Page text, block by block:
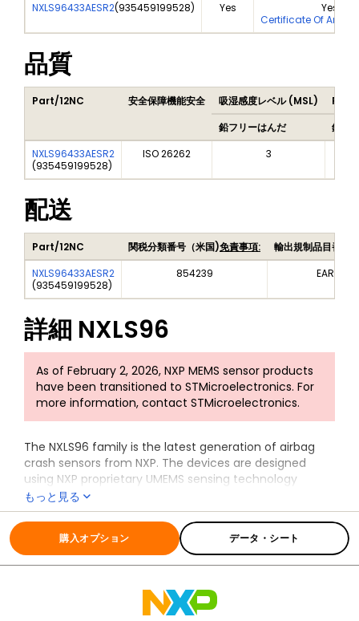
NXLS96433AESR2(935459199528) Yes
Yes
Certificate Of
品質
Part/12NC 安全保障機能安全 吸湿感度レベル (MSL)
鉛フリーはんだ
鉛フ
NXLS96433AESR2
(935459199528)
ISO 26262 3
配送
Part/12NC 関税分類番号（米国)免責事項:
輸出規制品目番号
NXLS96433AESR2
(935459199528)
854239 EAR99
詳細 NXLS96
As of February 2, 2026, NXP MEMS sensor products
have been transitioned to STMicroelectronics. For
more information, contact STMicroelectronics.
The NXLS96 family is the latest generation of airbag
crash sensors from NXP. The devices are designed
using NXP proprietary UMEMS sensing technology
combined with a signal conditioning ASIC in a QFN 4 x 4
x 1.45 mm package.
The devices feature a user PSI5 interface. They can
measure acceleration in single or dual independent
axis configurations from +/-15.5 g to +/-500 g. The
high and low pass filtering.
もっと見る
全ての情報 NXLS96
購入オプション データ・シート